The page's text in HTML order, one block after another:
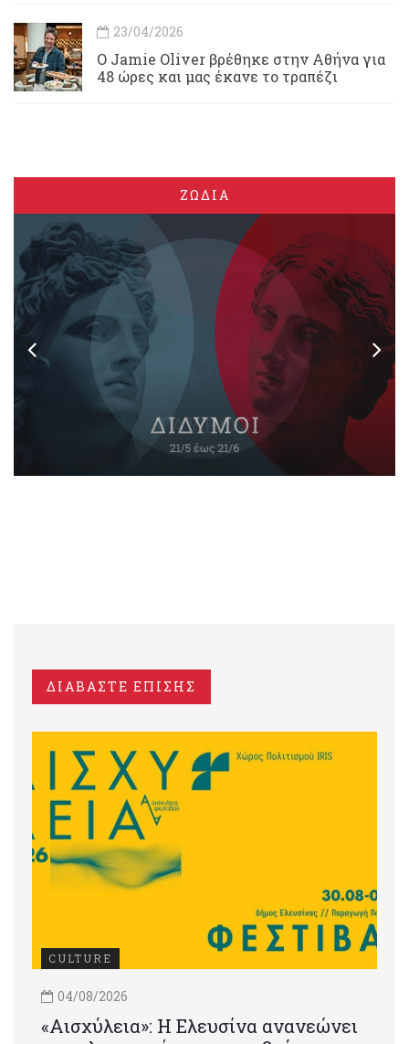
23/04/2026
Ο Jamie Oliver βρέθηκε στην Αθήνα για
48 ώρες και μας έκανε το τραπέζι
ΖΩΔΙΑ
ΔΙΑΒΑΣΤΕ ΕΠΙΣΗΣ
CULTURE
04/08/2026
«Αισχύλεια»: Η Ελευσίνα ανανεώνει